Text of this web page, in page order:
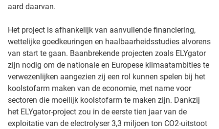
aard daarvan.
Het project is afhankelijk van aanvullende financiering,
wettelijke goedkeuringen en haalbaarheidsstudies alvorens
van start te gaan. Baanbrekende projecten zoals ELYgator
zijn nodig om de nationale en Europese klimaatambities te
verwezenlijken aangezien zij een rol kunnen spelen bij het
koolstofarm maken van de economie, met name voor
sectoren die moeilijk koolstofarm te maken zijn. Dankzij
het ELYgator-project zou in de eerste tien jaar van de
exploitatie van de electrolyser 3,3 miljoen ton CO2-uitstoot